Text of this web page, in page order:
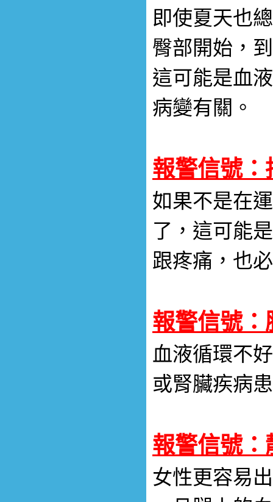
即使夏天也
臀部開始，
這可能是血
病變有關。
報警信號：
如果不是在
了，這可能
跟疼痛，也
報警信號：
血液循環不
或腎臟疾病
報警信號：
女性更容易